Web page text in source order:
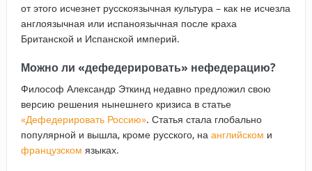
от этого исчезнет русскоязычная культура – как не исчезла
англоязычная или испаноязычная после краха
Британской и Испанской империй.
Можно ли «дефедерировать» нефедерацию?
Философ Александр Эткинд недавно предложил свою
версию решения нынешнего кризиса в статье
«Дефедерировать Россию». Статья стала глобально
популярной и вышла, кроме русского, на английском и
французском языках.